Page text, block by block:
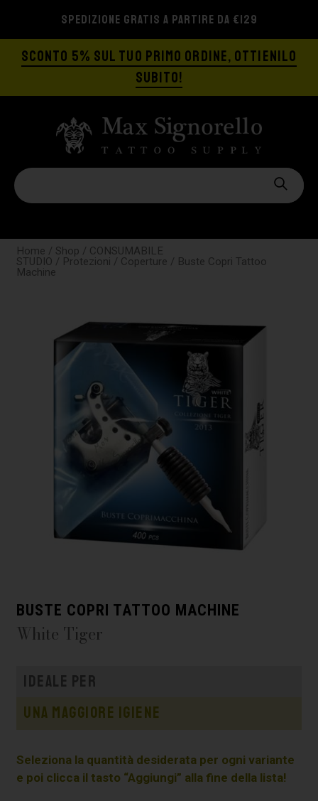
SPEDIZIONE GRATIS A PARTIRE DA €129
SCONTO 5% SUL TUO PRIMO ORDINE, OTTIENILO
SUBITO!
Home / Shop / CONSUMABILE
STUDIO / Protezioni / Coperture / Buste Copri Tattoo
Machine
BUSTE COPRI TATTOO MACHINE
White Tiger
Ideale per
Una maggiore igiene
Seleziona la quantità desiderata per ogni variante
e poi clicca il tasto “Aggiungi” alla fine della lista!